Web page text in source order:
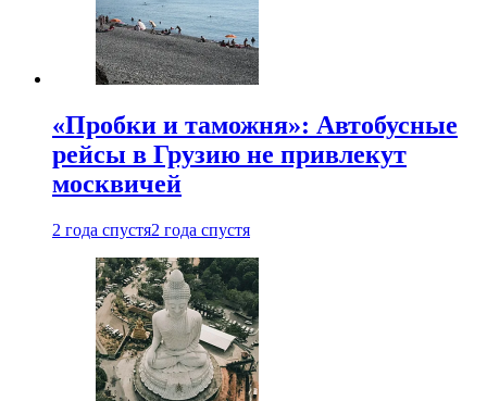
«Пробки и таможня»: Автобусные
рейсы в Грузию не привлекут
москвичей
2 года спустя2 года спустя